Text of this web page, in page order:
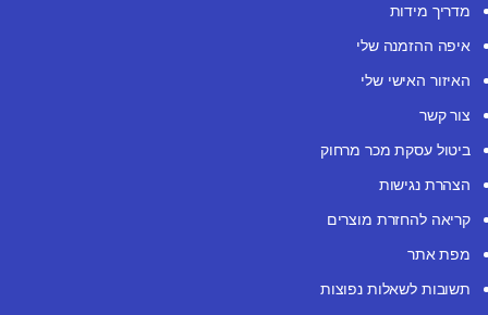
מדריך מידות
איפה ההזמנה שלי
האיזור האישי שלי
צור קשר
ביטול עסקת מכר מרחוק
הצהרת נגישות
קריאה להחזרת מוצרים
מפת אתר
תשובות לשאלות נפוצות